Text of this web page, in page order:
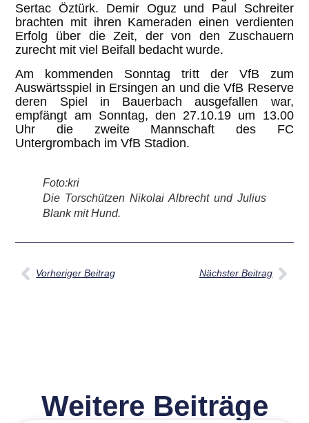
Sertac Öztürk. Demir Oguz und Paul Schreiter
brachten mit ihren Kameraden einen verdienten
Erfolg über die Zeit, der von den Zuschauern
zurecht mit viel Beifall bedacht wurde.
Am kommenden Sonntag tritt der VfB zum
Auswärtsspiel in Ersingen an und die VfB Reserve
deren Spiel in Bauerbach ausgefallen war,
empfängt am Sonntag, den 27.10.19 um 13.00
Uhr die zweite Mannschaft des FC
Untergrombach im VfB Stadion.
Foto:kri
Die Torschützen Nikolai Albrecht und Julius
Blank mit Hund.
Vorheriger Beitrag Nächster Beitrag
Weitere Beiträge